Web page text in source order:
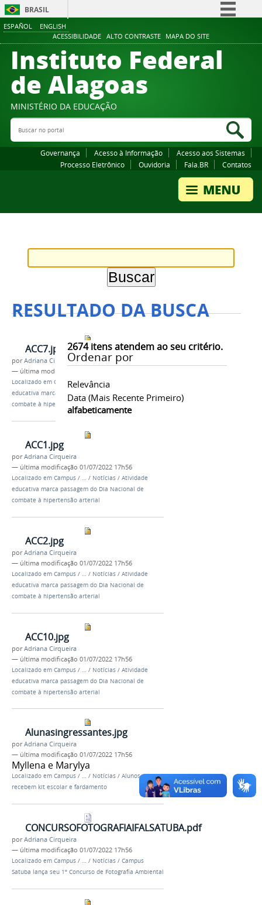
ESPAÑOL ENGLISH
ACESSIBILIDADE ALTO CONTRASTE MAPA DO SITE
BRASIL
Comunica BR
Participe
Canais
Instituto Federal
de Alagoas
MINISTÉRIO DA EDUCAÇÃO
Buscar no portal
Governança Acesso à Informação
Acesso aos Sistemas
Processo Eletrônico
Ouvidoria Fala.BR Contatos
RESULTADO DA BUSCA
2674itens atendem ao seu critério.
Ordenar por
Relevância
Data (mais Recente Primeiro)
alfabeticamente
ACC7.jpg
porAdriana Cirqueira
— última modificação
Localizado em Campus /…/Notícias
educativa marca passagem do Dia Nacional de
combate à hipertensão arterial
ACC1.jpg
porAdriana Cirqueira
— última modificação 01/07/2022 17h56
Localizado em Campus / … / Notícias / Atividade
educativa marca passagem do Dia Nacional de
combate à hipertensão arterial
ACC2.jpg
porAdriana Cirqueira
— última modificação 01/07/2022 17h56
Localizado em Campus / … / Notícias / Atividade
educativa marca passagem do Dia Nacional de
combate à hipertensão arterial
ACC10.jpg
porAdriana Cirqueira
— última modificação 01/07/2022 17h56
Localizado em Campus / / Notícias / Atividade
educativa marca passagem do Dia Nacional de
combate à hipertensão arterial
Alunasingressantes.jpg
porAdriana Cirqueira
— última modificação 01/07/2022 17h56
Myllena e Marylya
Localizado em Campus / … / Notícias / Alunos
recebem kit escolar e fardamento
CONCURSOFOTOGRAFIAIFALSATUBA.pdf
porAdriana Cirqueira
— última modificação 01/07/2022 17h56
Localizado em Campus / … / Notícias / Campus
Satuba lança seu 1º Concurso de Fotografia Ambiental